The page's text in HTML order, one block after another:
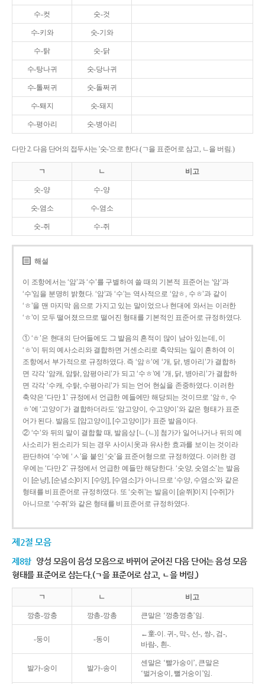
수-컷 숫-것
수-키와 숫-기와
수-탉 숫-닭
수-탕나귀 숫-당나귀
수-톨쩌귀 숫-돌쩌귀
수-퇘지 숫-돼지
수-평아리 숫-병아리
다만 2. 다음 단어의 접두사는 '숫-'으로 한다.(ㄱ을 표준어로 삼고, ㄴ을 버림.)
ㄱ ㄴ 비고
숫-양 수-양
숫-염소 수-염소
숫-쥐 수-쥐
해설
이 조항에서는 ‘암’과 ‘수’를 구별하여 쓸 때의 기본적 표준어는 ‘암’과
‘수’임을 분명히 밝혔다. ‘암’과 ‘수’는 역사적으로 ‘암ㅎ, 수ㅎ’과 같이
‘ㅎ’을 맨 마지막 음으로 가지고 있는 말이었으나 현대에 와서는 이러한
‘ㅎ’이 모두 떨어졌으므로 떨어진 형태를 기본적인 표준어로 규정하였다.
① ‘ㅎ’은 현대의 단어들에도 그 발음의 흔적이 많이 남아 있는데, 이
‘ㅎ’이 뒤의 예사소리와 결합하면 거센소리로 축약되는 일이 흔하여 이
조항에서 부가적으로 규정하였다. 즉 ‘암ㅎ’에 ‘개, 닭, 병아리’가 결합하
면 각각 ‘암캐, 암탉, 암평아리’가 되고 ‘수ㅎ’에 ‘개, 닭, 병아리’가 결합하
면 각각 ‘수캐, 수탉, 수평아리’가 되는 언어 현실을 존중하였다. 이러한
축약은 ‘다만 1’ 규정에서 언급한 예들에만 해당되는 것이므로 ‘암ㅎ, 수
ㅎ’에 ‘고양이’가 결합하더라도 ‘암고양이, 수고양이’와 같은 형태가 표준
어가 된다. 발음도 [암고양이], [수고양이]가 표준 발음이다.
② ‘수’와 뒤의 말이 결합할 때, 발음상 [ㄴ(ㄴ)] 첨가가 일어나거나 뒤의 예
사소리가 된소리가 되는 경우 사이시옷과 유사한 효과를 보이는 것이라
판단하여 ‘수’에 ‘ㅅ’을 붙인 ‘숫’을 표준어형으로 규정하였다. 이러한 경
우에는 ‘다만 2’ 규정에서 언급한 예들만 해당한다. ‘숫양, 숫염소’는 발음
이 [순냥], [순념소]이지 [수양], [수염소]가 아니므로 ‘수양, 수염소’와 같은
형태를 비표준어로 규정하였다. 또 ‘숫쥐’는 발음이 [숟쮜]이지 [수쥐]가
아니므로 ‘수쥐’와 같은 형태를 비표준어로 규정하였다.
제2절 모음
제8항 양성 모음이 음성 모음으로 바뀌어 굳어진 다음 단어는 음성 모음
형태를 표준어로 삼는다.(ㄱ을 표준어로 삼고, ㄴ을 버림.)
ㄱ ㄴ 비고
깡충-깡충 깡총-깡총 큰말은 ‘껑충껑충’임.
-둥이 -동이
←童-이. 귀-, 막-, 선-, 쌍-, 검-,
바람-, 흰-.
발가-숭이 발가-송이
센말은 ‘빨가숭이’, 큰말은
‘벌거숭이, 뻘거숭이’임.